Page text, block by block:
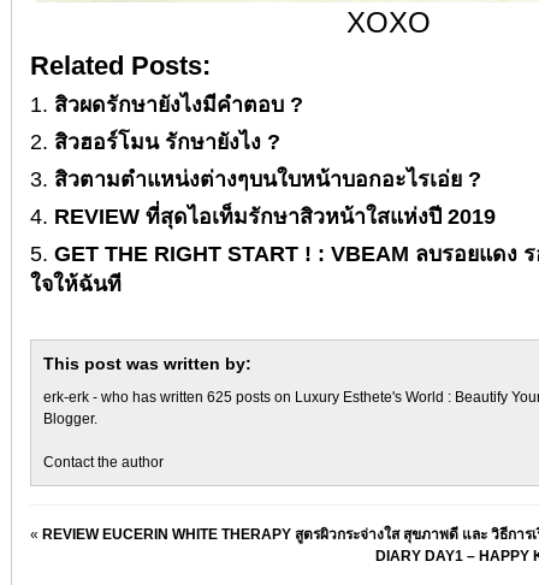
XOXO
Related Posts:
สิวผดรักษายังไงมีคำตอบ ?
สิวฮอร์โมน รักษายังไง ?
สิวตามตำแหน่งต่างๆบนใบหน้าบอกอะไรเอ่ย ?
REVIEW ที่สุดไอเท็มรักษาสิวหน้าใสแห่งปี 2019
GET THE RIGHT START ! : VBEAM ลบรอยแดง
ใจให้ฉันที
This post was written by:
erk-erk - who has written 625 posts on Luxury Esthete's World : Beautify
Blogger.
Contact the author
« REVIEW EUCERIN WHITE THERAPY สูตรผิวกระจ่างใส สุขภาพดี และ วิธีกา
DIARY DAY1 – HAPPY